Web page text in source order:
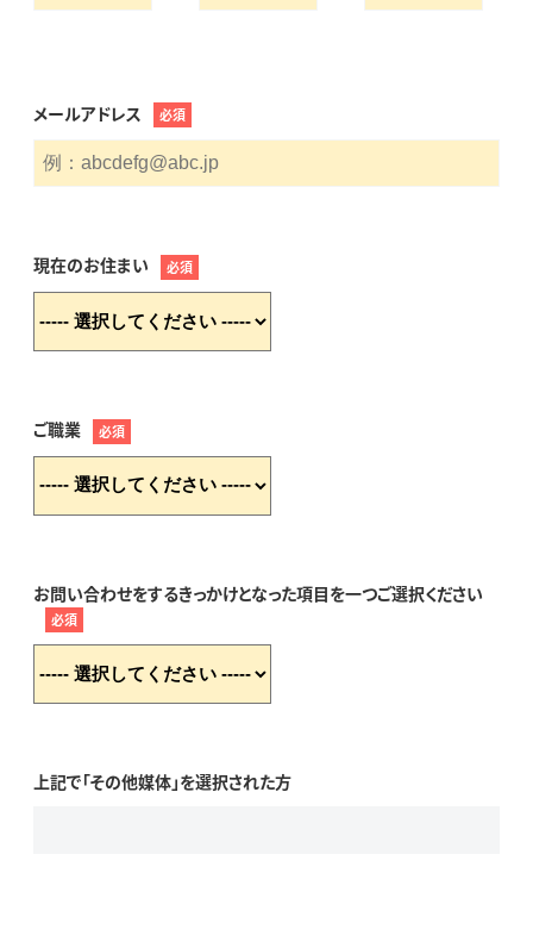
メールアドレス 必須
現在のお住まい 必須
ご職業 必須
お問い合わせをするきっかけとなった項目を一つご選択ください
必須
上記で「その他媒体」を選択された方